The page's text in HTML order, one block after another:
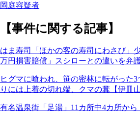
岡庭容疑者
【事件に関する記事】
はま寿司「ほかの客の寿司にわさび」
万円損害賠償」スシローとの違いを弁
ヒグマに喰われ、笹の密林に転がった
りには上着の切れ端、クマの糞【伊皿
有名温泉街「足湯」11カ所中4カ所か